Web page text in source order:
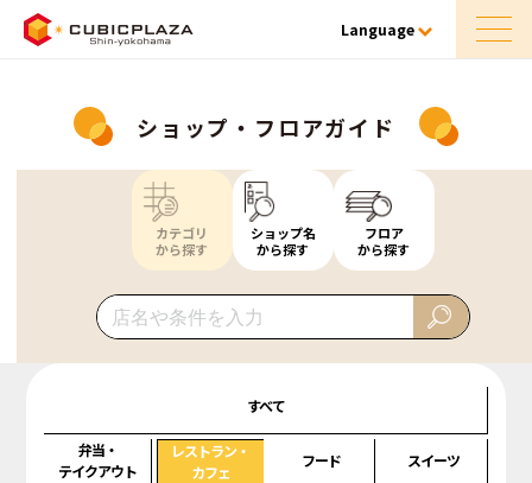
Language
ショップ・フロアガイド
カテゴリ
から探す
ショップ名
から探す
フロア
から探す
すべて
弁当・
テイクアウト
レストラン・
カフェ
フード スイーツ